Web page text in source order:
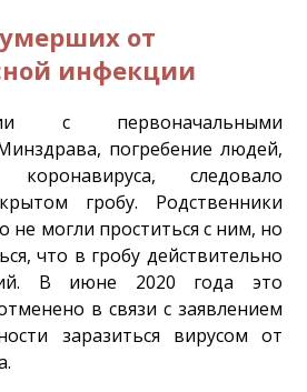
от
инфекции
с первоначальными
погребение людей,
следовало
гробу. Родственники
не могли проститься с ним, но
что в гробу действительно
В июне 2020 года это
в связи с заявлением
заразиться вирусом от